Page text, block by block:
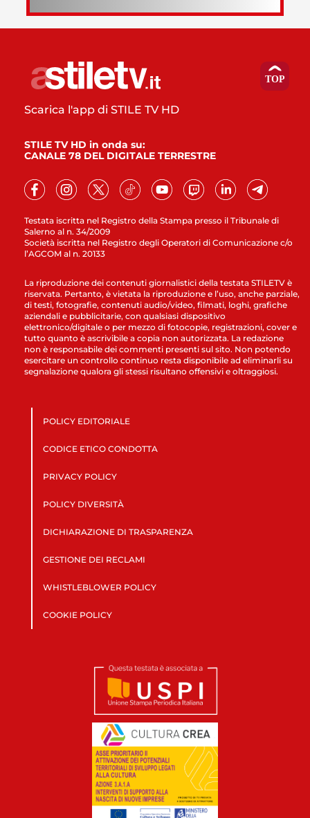
Testata iscritta nel Registro della Stampa presso il Tribunale di
Salerno al n. 34/2009
Società iscritta nel Registro degli Operatori di Comunicazione c/o
l’AGCOM al n. 20133
Scarica l'app di STILE TV HD
STILE TV HD in onda su:
CANALE 78 DEL DIGITALE TERRESTRE
La riproduzione dei contenuti giornalistici della testata STILETV è
riservata. Pertanto, è vietata la riproduzione e l’uso, anche parziale,
di testi, fotografie, contenuti audio/video, filmati, loghi, grafiche
aziendali e pubblicitarie, con qualsiasi dispositivo
elettronico/digitale o per mezzo di fotocopie, registrazioni, cover e
tutto quanto è ascrivibile a copia non autorizzata. La redazione
non è responsabile dei commenti presenti sul sito. Non potendo
esercitare un controllo continuo resta disponibile ad eliminarli su
segnalazione qualora gli stessi risultano offensivi e oltraggiosi.
POLICY EDITORIALE
CODICE ETICO CONDOTTA
PRIVACY POLICY
POLICY DIVERSITÀ
DICHIARAZIONE DI TRASPARENZA
GESTIONE DEI RECLAMI
WHISTLEBLOWER POLICY
COOKIE POLICY